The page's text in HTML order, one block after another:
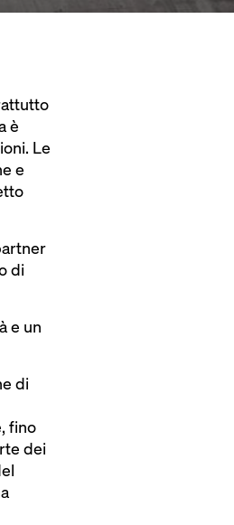
è
Le
e
di
e un
di
fino
dei